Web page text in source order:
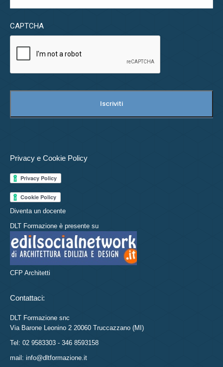
CAPTCHA
Privacy e Cookie Policy
Diventa un docente
DLT Formazione è presente su
CFP Architetti
Contattaci:
DLT Formazione snc
Via Barone Leonino 2 20060 Truccazzano (MI)
Tel: 02 9583303 - 346 8593158
mail: info@dltformazione.it